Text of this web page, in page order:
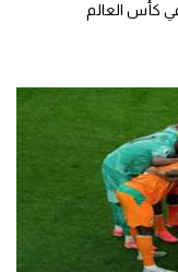
في كأس العالم